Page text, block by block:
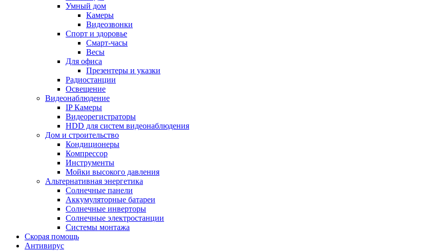
Умный дом
Камеры
Видеозвонки
Спорт и здоровье
Смарт-часы
Весы
Для офиса
Презентеры и указки
Радиостанции
Освещение
Видеонаблюдение
IP Камеры
Видеорегистраторы
HDD для систем видеонаблюдения
Дом и строительство
Кондиционеры
Компрессор
Инструменты
Мойки высокого давления
Альтернативная энергетика
Солнечные панели
Аккумуляторные батареи
Солнечные инверторы
Солнечные электростанции
Системы монтажа
Скорая помощь
Антивирус